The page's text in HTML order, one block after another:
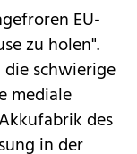
EU-
zu holen".
schwierige
mediale
des
in der